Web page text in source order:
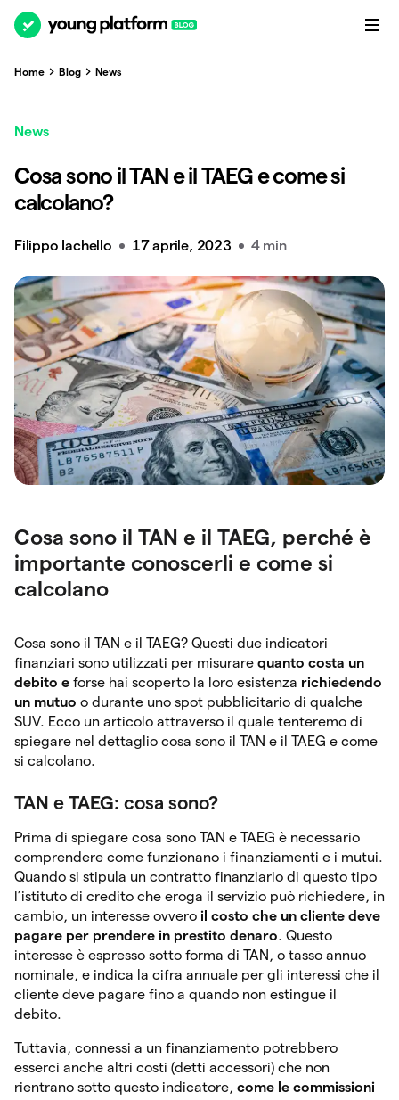
Home Blog News
News
Cosa sono il TAN e il TAEG e come si
calcolano?
Filippo Iachello 17 aprile, 2023 4 min
Cosa sono il TAN e il TAEG, perché è
importante conoscerli e come si
calcolano
Cosa sono il TAN e il TAEG? Questi due indicatori
finanziari sono utilizzati per misurare quanto costa un
debito e forse hai scoperto la loro esistenza richiedendo
un mutuo o durante uno spot pubblicitario di qualche
SUV. Ecco un articolo attraverso il quale tenteremo di
spiegare nel dettaglio cosa sono il TAN e il TAEG e come
si calcolano.
TAN e TAEG: cosa sono?
Prima di spiegare cosa sono TAN e TAEG è necessario
comprendere come funzionano i finanziamenti e i mutui.
Quando si stipula un contratto finanziario di questo tipo
l’istituto di credito che eroga il servizio può richiedere, in
cambio, un interesse ovvero il costo che un cliente deve
pagare per prendere in prestito denaro. Questo
interesse è espresso sotto forma di TAN, o tasso annuo
nominale, e indica la cifra annuale per gli interessi che il
cliente deve pagare fino a quando non estingue il
debito.
Tuttavia, connessi a un finanziamento potrebbero
esserci anche altri costi (detti accessori) che non
rientrano sotto questo indicatore, come le commissioni